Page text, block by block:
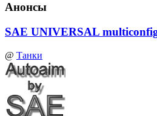
Анонсы
SAE UNIVERSAL
@ Танки